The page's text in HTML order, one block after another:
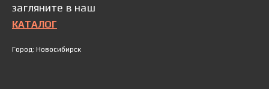
загляните в наш
КАТАЛОГ
Город: Новосибирск